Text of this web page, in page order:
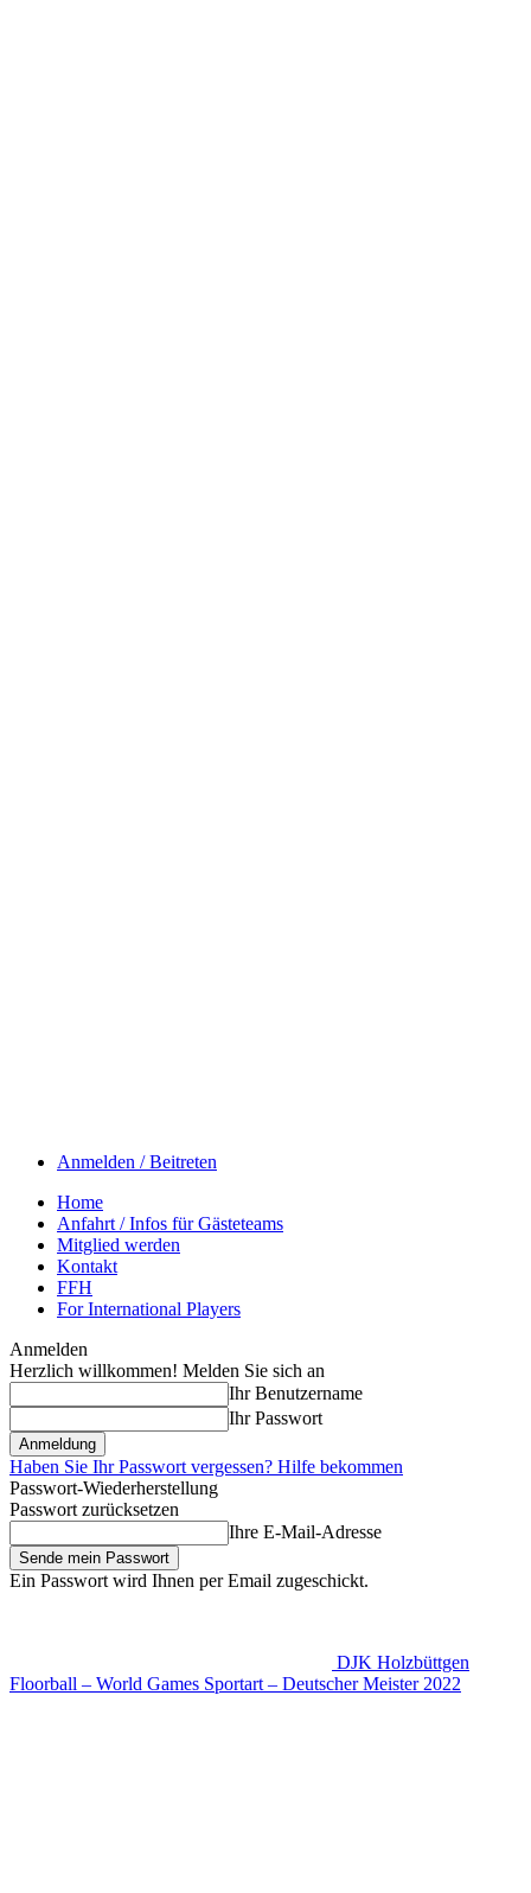
Anmelden / Beitreten
Home
Anfahrt / Infos für Gästeteams
Mitglied werden
Kontakt
FFH
For International Players
Anmelden
Herzlich willkommen! Melden Sie sich an
Ihr Benutzername
Ihr Passwort
Haben Sie Ihr Passwort vergessen? Hilfe bekommen
Passwort-Wiederherstellung
Passwort zurücksetzen
Ihre E-Mail-Adresse
Ein Passwort wird Ihnen per Email zugeschickt.
DJK Holzbüttgen
Floorball – World Games Sportart – Deutscher Meister 2022